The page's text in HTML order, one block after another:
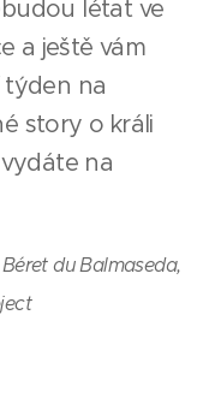
létat ve
a ještě vám
týden na
story o králi
na
du Balmaseda,